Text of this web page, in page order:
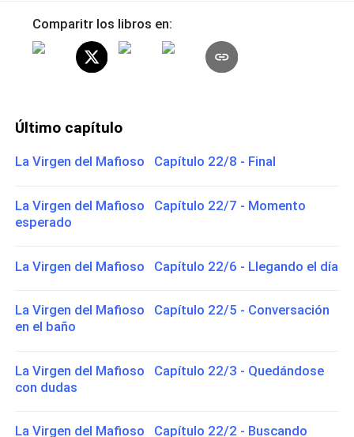
Comparitr los libros en:
Último capítulo
La Virgen del Mafioso Capítulo 22/8 - Final
La Virgen del Mafioso Capítulo 22/7 - Momento
esperado
La Virgen del Mafioso Capítulo 22/6 - Llegando el día
La Virgen del Mafioso Capítulo 22/5 - Conversación
en el baño
La Virgen del Mafioso Capítulo 22/3 - Quedándose
con dudas
La Virgen del Mafioso Capítulo 22/2 - Buscando